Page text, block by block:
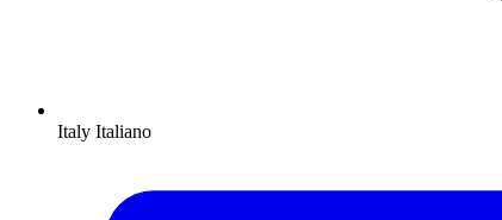
Italy Italiano